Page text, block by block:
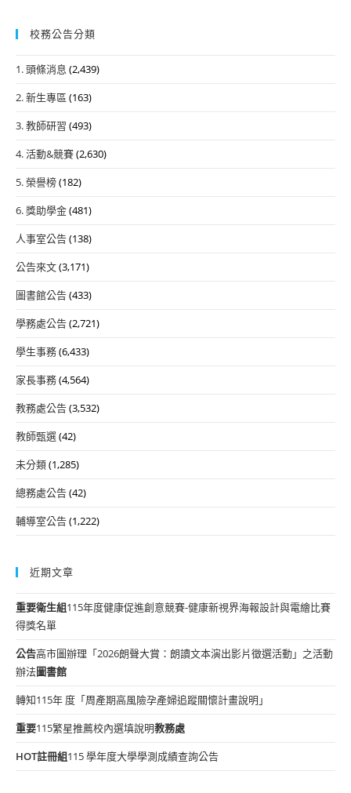
校務公告分類
1. 頭條消息 (2,439)
2. 新生專區 (163)
3. 教師研習 (493)
4. 活動&競賽(2,630)
5. 榮譽榜(182)
6. 獎助學金(481)
人事室公告(138)
公告來文(3,171)
圖書館公告(433)
學務處公告(2,721)
學生事務(6,433)
家長事務(4,564)
教務處公告(3,532)
教師甄選(42)
未分類(1,285)
總務處公告(42)
輔導室公告(1,222)
近期文章
重要衛生組115年度健康促進創意競賽-健康新視界海報設計與電繪比賽
得獎名單
公告高市圖辦理「2026朗聲大賞：朗讀文本演出影片徵選活動」之活動
辦法圖書館
轉知115年 度「周產期高風險孕產婦追蹤關懷計畫說明」
重要115繁星推薦校內選填說明教務處
HOT註冊組115 學年度大學學測成績查詢公告